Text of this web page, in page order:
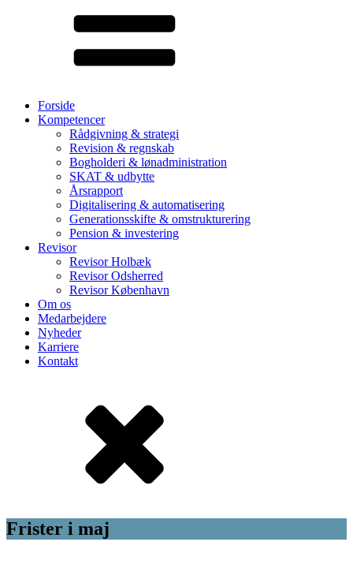
Forside
Kompetencer
Rådgivning & strategi
Revision & regnskab
Bogholderi & lønadministration
SKAT & udbytte
Årsrapport
Digitalisering & automatisering
Generationsskifte & omstrukturering
Pension & investering
Revisor
Revisor Holbæk
Revisor Odsherred
Revisor København
Om os
Medarbejdere
Nyheder
Karriere
Kontakt
Frister i maj